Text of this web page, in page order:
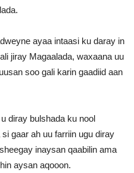
ayaa intaasi ku daray in
jiray Magaalada, waxaana uu
soo gali karin gaadiid aan
diray bulshada ku nool
gaar ah uu farriin ugu diray
inaysan qaabilin ama
aysan aqooon.